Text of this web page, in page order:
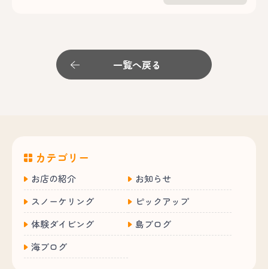
一覧へ戻る
カテゴリー
お店の紹介
お知らせ
スノーケリング
ピックアップ
体験ダイビング
島ブログ
海ブログ